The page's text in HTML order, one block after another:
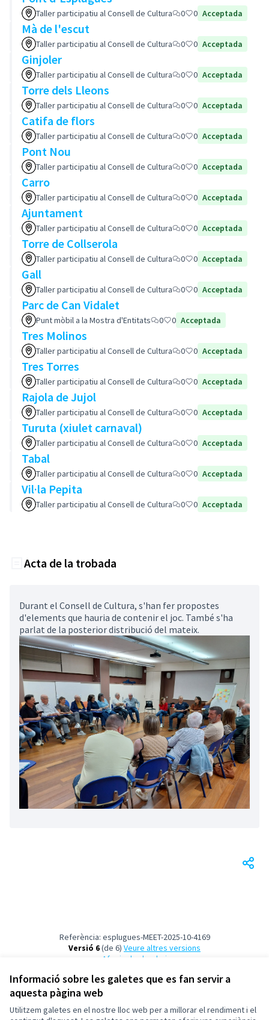
Informació sobre les galetes que es fan servir a
aquesta pàgina web
Utilitzem galetes en el nostre lloc web per a millorar el rendiment i el
Taller participatiu al Consell de Cultura 0 0 Acceptada
Mà de l'escut
Taller participatiu al Consell de Cultura 0 0 Acceptada
Ginjoler
Taller participatiu al Consell de Cultura 0 0 Acceptada
Torre dels Lleons
Taller participatiu al Consell de Cultura 0 0 Acceptada
Catifa de flors
Taller participatiu al Consell de Cultura 0 0 Acceptada
Pont Nou
Taller participatiu al Consell de Cultura 0 0 Acceptada
Carro
Taller participatiu al Consell de Cultura 0 0 Acceptada
Ajuntament
Taller participatiu al Consell de Cultura 0 0 Acceptada
Torre de Collserola
Taller participatiu al Consell de Cultura 0 0 Acceptada
Gall
Taller participatiu al Consell de Cultura 0 0 Acceptada
Parc de Can Vidalet
Punt mòbil a la Mostra d'Entitats 0 0 Acceptada
Tres Molinos
Taller participatiu al Consell de Cultura 0 0 Acceptada
Tres Torres
Taller participatiu al Consell de Cultura 0 0 Acceptada
Rajola de Jujol
Taller participatiu al Consell de Cultura 0 0 Acceptada
Turuta (xiulet carnaval)
Taller participatiu al Consell de Cultura 0 0 Acceptada
Tabal
Taller participatiu al Consell de Cultura 0 0 Acceptada
Vil·la Pepita
Taller participatiu al Consell de Cultura 0 0 Acceptada
Acta de la trobada
Durant el Consell de Cultura, s'han fer propostes
d'elements que hauria de contenir el joc. També s'ha
parlat de la posterior distribució del mateix.
Referència: esplugues-MEET-2025-10-4169
Versió 6(de 6)
veure altres versions
Afegir al calendari
Termes i condicions d'ús
Configuració de les galetes
Esplugues de Llobregat a X
Esplugues de Llobregat a Facebook
Esplugues de Llobregat a Instagram
Esplugues de Llobregat a YouTube